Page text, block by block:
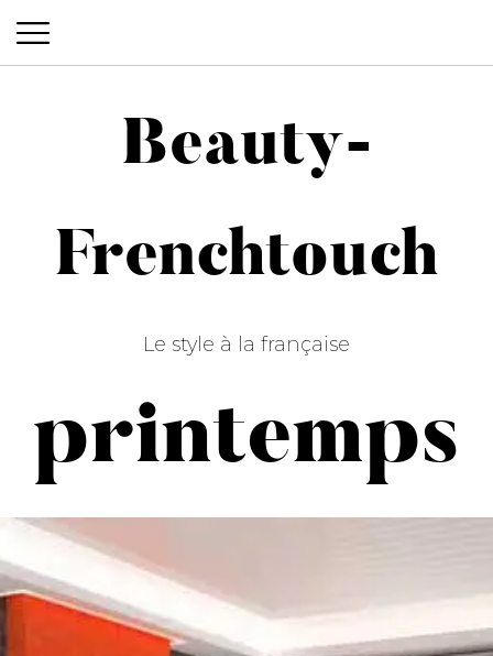
Beauty-Frenchtouch
Beauty-
Frenchtouch
Le style à la française
printemps